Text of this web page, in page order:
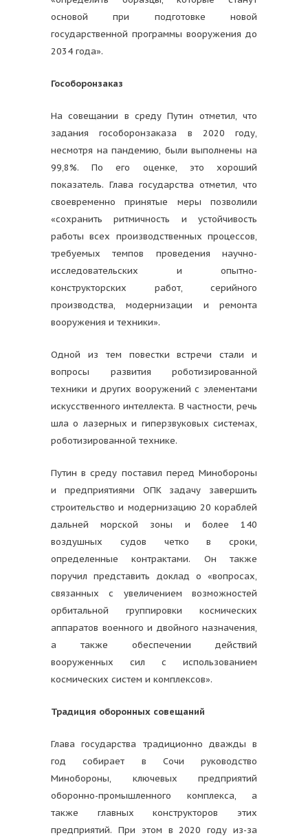
основой при подготовке новой
государственной программы вооружения до
2034 года».
Гособоронзаказ
На совещании в среду Путин отметил, что
задания гособоронзаказа в 2020 году,
несмотря на пандемию, были выполнены на
99,8%. По его оценке, это хороший
показатель. Глава государства отметил, что
своевременно принятые меры позволили
«сохранить ритмичность и устойчивость
работы всех производственных процессов,
требуемых темпов проведения научно-
исследовательских и опытно-
конструкторских работ, серийного
производства, модернизации и ремонта
вооружения и техники».
Одной из тем повестки встречи стали и
вопросы развития роботизированной
техники и других вооружений с элементами
искусственного интеллекта. В частности, речь
шла о лазерных и гиперзвуковых системах,
роботизированной технике.
Путин в среду поставил перед Минобороны
и предприятиями ОПК задачу завершить
строительство и модернизацию 20 кораблей
дальней морской зоны и более 140
воздушных судов четко в сроки,
определенные контрактами. Он также
поручил представить доклад о «вопросах,
связанных с увеличением возможностей
орбитальной группировки космических
аппаратов военного и двойного назначения,
а также обеспечении действий
вооруженных сил с использованием
космических систем и комплексов».
Традиция оборонных совещаний
Глава государства традиционно дважды в
год собирает в Сочи руководство
Минобороны, ключевых предприятий
оборонно-промышленного комплекса, а
также главных конструкторов этих
предприятий. При этом в 2020 году из-за